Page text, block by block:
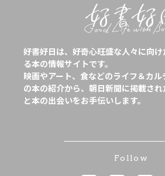
好書好日は、好奇心旺盛な人々に向
る本の情報サイトです。
映画やアート、食などのライフ＆カ
の本の紹介から、朝日新聞に掲載さ
と本の出会いをお手伝いします。
Follow